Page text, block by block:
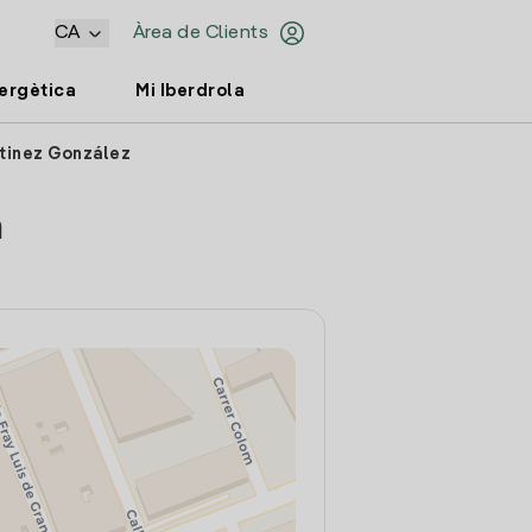
Àrea de Clients
CA
Mi Iberdrola
González